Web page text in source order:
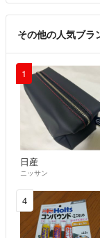
したが誹謗中傷のコ
「なお」さんは、
詳細な出品説明もご
断いただき全て納得
と当方に責任転嫁
価をさせていただ
その他の人気ブラ
1
日産
ニッサン
4